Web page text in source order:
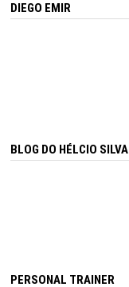
DIEGO EMIR
BLOG DO HÉLCIO SILVA
PERSONAL TRAINER